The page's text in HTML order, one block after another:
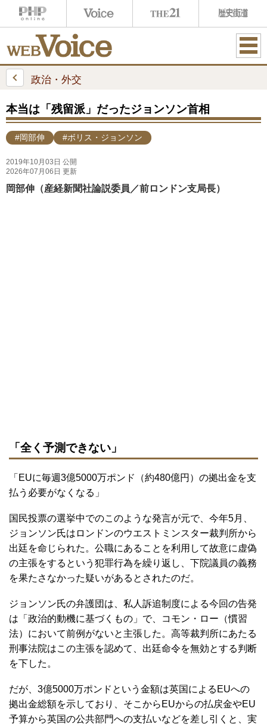
ME
政治・外交
本当は「残留派」だったジョンソン首相
#岡部伸 #ボリス・ジョンソン
2019年10月03日 公開
2026年07月06日 更新
岡部伸（産経新聞社論説委員／前ロンドン支局長）
「全く予測できない」
「EUに毎週3億5000万ポンド（約480億円）の拠出金を支
払う必要がなくなる」
国民投票の選挙中でのこのような発言が元で、今年5月、
ジョンソン氏はロンドンのウエストミンスター裁判所から
出廷を命じられた。公職にあることを利用して故意に虚偽
の主張をするという犯罪行為を繰り返し、下院議員の義務
を果たさなかった疑いがあるとされたのだ。
ジョンソン氏の弁護団は、私人訴追制度による今回の告発
は「政治的動機に基づくもの」で、コモン・ロー（慣習
法）において前例がないと主張した。高等裁判所にあたる
刑事法院はこの主張を認めて、出廷命令を無効とする判断
を下した。
だが、3億5000万ポンドという金額は英国によるEUへの
拠出金総額を示しており、そこからEUからの払戻金やEU
予算から英国の公共部門への支払いなどを差し引くと、実